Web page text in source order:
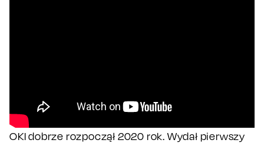
OKI dobrze rozpoczął 2020 rok. Wydał pierwszy